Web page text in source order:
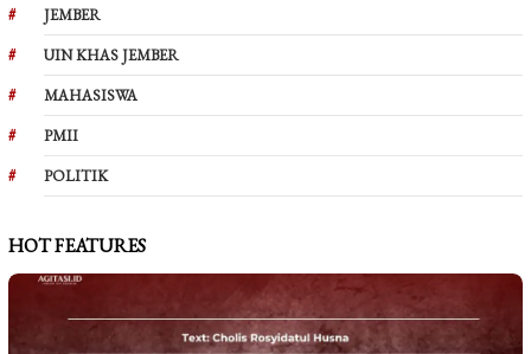
JEMBER
UIN KHAS JEMBER
MAHASISWA
PMII
POLITIK
HOT FEATURES